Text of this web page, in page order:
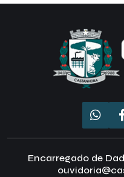
Encarregado de